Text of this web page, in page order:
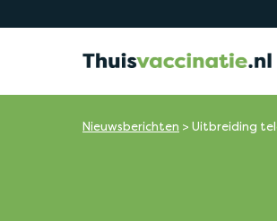
Nieuwsberichten > Uitbreiding